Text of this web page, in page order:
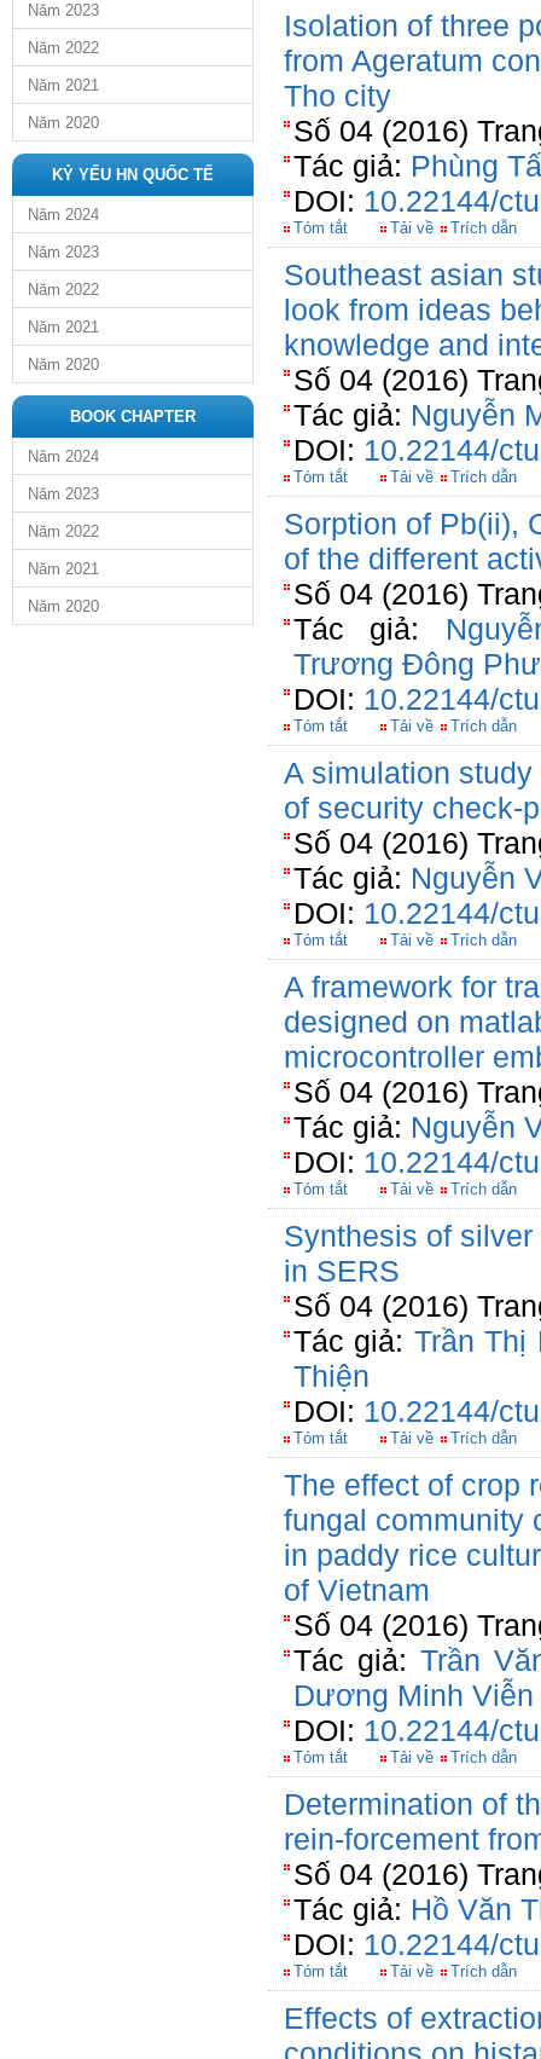
Năm 2023
Năm 2022
Năm 2021
Năm 2020
KỶ YẾU HN QUỐC TẾ
Năm 2024
Năm 2023
Năm 2022
Năm 2021
Năm 2020
BOOK CHAPTER
Năm 2024
Năm 2023
Năm 2022
Năm 2021
Năm 2020
Isolation of three
from Ageratum
Tho city
Số 04 (2016)
Tác giả: Phùng
DOI: 10.22144/
Tóm tắt Tải về Trích dẫn
Southeast asian
look from ideas
knowledge and
Số 04 (2016)
Tác giả: Nguyễn
DOI: 10.22144/
Tóm tắt Tải về Trích dẫn
Sorption of Pb(ii),
of the different
Số 04 (2016)
Tác giả:
Trương Đông
DOI: 10.22144/
Tóm tắt Tải về Trích dẫn
A simulation
of security check-
Số 04 (2016)
Tác giả: Nguyễn
DOI: 10.22144/
Tóm tắt Tải về Trích dẫn
A framework for
designed on
microcontroller
Số 04 (2016)
Tác giả: Nguyễn
DOI: 10.22144/
Tóm tắt Tải về Trích dẫn
Synthesis of
in SERS
Số 04 (2016)
Tác giả: Trần Thị
Thiện
DOI: 10.22144/
Tóm tắt Tải về Trích dẫn
The effect of crop
fungal community
in paddy rice
of Vietnam
Số 04 (2016)
Tác giả:Trần
Dương Minh Viễn
DOI: 10.22144/
Tóm tắt Tải về Trích dẫn
Determination of
rein-forcement
Số 04 (2016)
Tác giả: Hồ Văn
DOI: 10.22144/
Tóm tắt Tải về Trích dẫn
Effects of